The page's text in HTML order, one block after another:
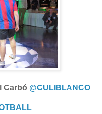
Carbó @CULIBLANCO